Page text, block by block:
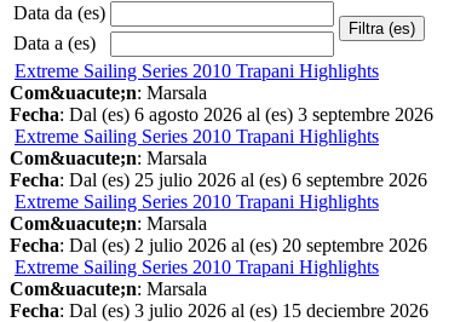
Data da (es)
Data a (es)
Extreme Sailing Series 2010 Trapani Highlights
Com&uacute;n: Marsala
Fecha: Dal (es) 6 agosto 2026 al (es) 3 septembre 2026
Extreme Sailing Series 2010 Trapani Highlights
Com&uacute;n: Marsala
Fecha: Dal (es) 25 julio 2026 al (es) 6 septembre 2026
Extreme Sailing Series 2010 Trapani Highlights
Com&uacute;n: Marsala
Fecha: Dal (es) 2 julio 2026 al (es) 20 septembre 2026
Extreme Sailing Series 2010 Trapani Highlights
Com&uacute;n: Marsala
Fecha: Dal (es) 3 julio 2026 al (es) 15 deciembre 2026